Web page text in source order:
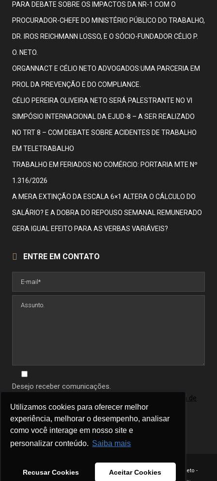
Utilizamos cookies para oferecer melhor
experiência, melhorar o desempenho, analisar
como você interage em nosso site e
personalizar conteúdo. Saiba mais
Recusar Cookies Aceitar Cookies
Utilizamos cookies para oferecer melhor
experiência, melhorar o desempenho, analisar
como você interage em nosso site e
personalizar conteúdo. Saiba mais
Recusar Cookies Aceitar Cookies
PARA DEBATE SOBRE OS IMPACTOS DA NR-1 COM O
PROCURADOR-CHEFE DO MINISTÉRIO PÚBLICO DO TRABALHO,
DR. IROS REICHMANN LOSSO, E O SÓCIO-FUNDADOR CÉLIO P.
O. NETO.
ORGANNACT E CÉLIO NETO ADVOGADOS:UMA PARCERIA EM
PROL DA PREVENÇÃO E DO COMPLIANCE.
CÉLIO PEREIRA OLIVEIRA NETO SERÁ PALESTRANTE NO VI
SIMPÓSIO INTERNACIONAL DA EJUD-8 – A SER REALIZADO
NO TRT 8 – COM DEBATE SOBRE ACIDENTES DE TRABALHO
EM TELETRABALHO
TRABALHO EM FERIADOS NO COMÉRCIO: PORTARIA MTE Nº
1.316/2026
A MERA EXTINÇÃO DA ESCALA 6×1 ALTERA O CÁLCULO DO
SALÁRIO? E A DOBRA DO REPOUSO SEMANAL REMUNERADO
GERA IGUAL EFEITO PARA AS VERBAS VARIÁVEIS?
ENTRE EM CONTATO
Desejo receber comunicações.
política de
privacidade .
Copyright 2023 - Célio Neto -